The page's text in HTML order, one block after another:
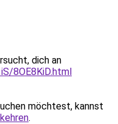
dich an
8OE8KiD.html
möchtest, kannst
.